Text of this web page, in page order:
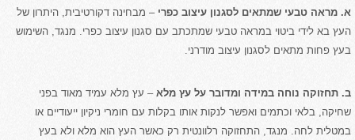
א. מראה טבעי שמתאים לסגנון עיצוב כפרי – מבחינה דקורטיבית, היתרון של
העץ בא לידי ביטוי במראה טבעי שמתכתב עם סגנון עיצוב כפרי. מנגד, השימוש
בעץ פחות מתאים לסגנון עיצוב מודרני.
ב. תחזוקה נוחה במידה ומדובר על עץ מלא – עץ מלא עמיד מאוד בפני
שחיקה, בלאי וכתמים ואפשר לנקות אותו בקלות עם חומרי ניקיון ייעודיים או
במטלית לחה. מנגד, התחזוקה רלוונטית רק כאשר העץ הוא מלא ולא בעץ